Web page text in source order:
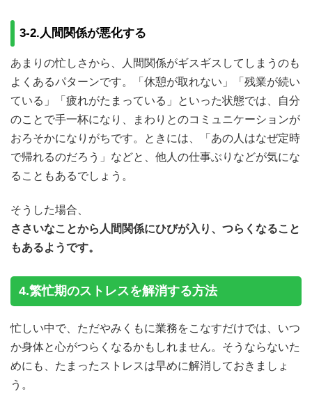
3-2.人間関係が悪化する
あまりの忙しさから、人間関係がギスギスしてしまうのも
よくあるパターンです。「休憩が取れない」「残業が続い
ている」「疲れがたまっている」といった状態では、自分
のことで手一杯になり、まわりとのコミュニケーションが
おろそかになりがちです。ときには、「あの人はなぜ定時
で帰れるのだろう」などと、他人の仕事ぶりなどが気にな
ることもあるでしょう。
そうした場合、
ささいなことから人間関係にひびが入り、つらくなること
もあるようです。
4.繁忙期のストレスを解消する方法
忙しい中で、ただやみくもに業務をこなすだけでは、いつ
か身体と心がつらくなるかもしれません。そうならないた
めにも、たまったストレスは早めに解消しておきましょ
う。